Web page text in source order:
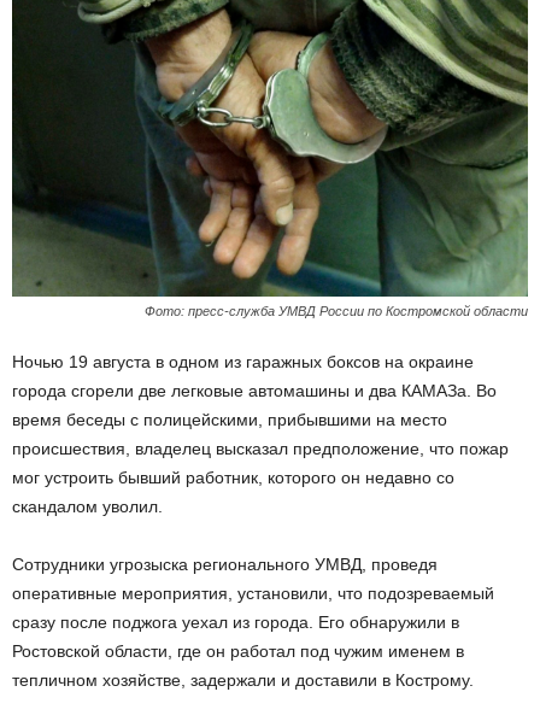
Фото: пресс-служба УМВД России по Костромской области
Ночью 19 августа в одном из гаражных боксов на окраине
города сгорели две легковые автомашины и два КАМАЗа. Во
время беседы с полицейскими, прибывшими на место
происшествия, владелец высказал предположение, что пожар
мог устроить бывший работник, которого он недавно со
скандалом уволил.
Сотрудники угрозыска регионального УМВД, проведя
оперативные мероприятия, установили, что подозреваемый
сразу после поджога уехал из города. Его обнаружили в
Ростовской области, где он работал под чужим именем в
тепличном хозяйстве, задержали и доставили в Кострому.